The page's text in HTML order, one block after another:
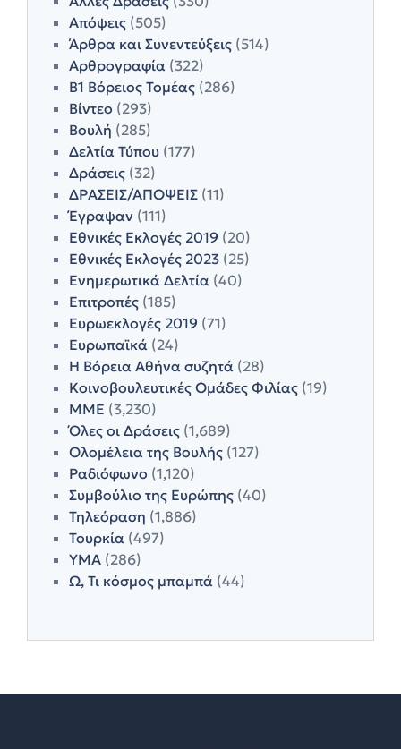
Απόψεις (505)
Άρθρα και Συνεντεύξεις (514)
Αρθρογραφία (322)
Β1 Βόρειος Τομέας (286)
Βίντεο (293)
Βουλή (285)
Δελτία Τύπου (177)
Δράσεις (32)
ΔΡΑΣΕΙΣ/ΑΠΟΨΕΙΣ (11)
Έγραψαν (111)
Εθνικές Εκλογές 2019 (20)
Εθνικές Εκλογές 2023 (25)
Ενημερωτικά Δελτία (40)
Επιτροπές (185)
Ευρωεκλογές 2019 (71)
Ευρωπαϊκά (24)
Η Βόρεια Αθήνα συζητά (28)
Κοινοβουλευτικές Ομάδες Φιλίας (19)
ΜΜΕ (3,230)
Όλες οι Δράσεις (1,689)
Ολομέλεια της Βουλής (127)
Ραδιόφωνο (1,120)
Συμβούλιο της Ευρώπης (40)
Τηλεόραση (1,886)
Τουρκία (497)
ΥΜΑ (286)
Ω, Τι κόσμος μπαμπά (44)